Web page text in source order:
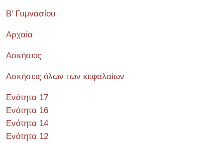
Β' Γυμνασίου
Αρχαία
Ασκήσεις
Ασκήσεις όλων των κεφαλαίων
Ενότητα 17
Ενότητα 16
Ενότητα 14
Ενότητα 12